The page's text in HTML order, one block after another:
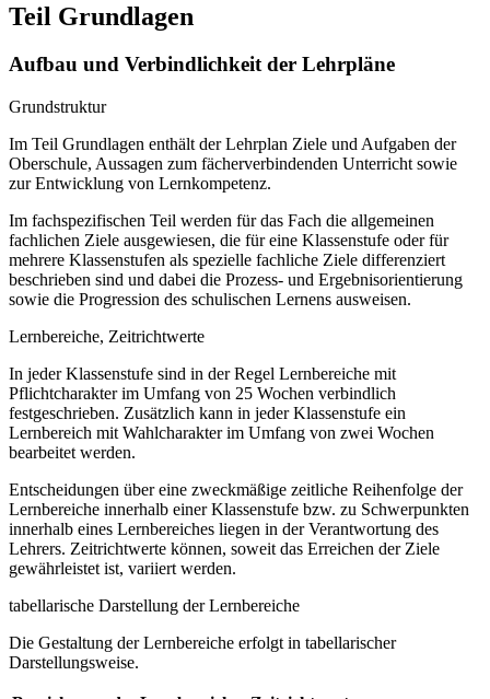
Teil Grundlagen
Aufbau und Verbindlichkeit der Lehrpläne
Grundstruktur
Im Teil Grundlagen enthält der Lehrplan Ziele und Aufgaben der
Oberschule, Aussagen zum fächerverbindenden Unterricht sowie
zur Entwicklung von Lernkompetenz.
Im fachspezifischen Teil werden für das Fach die allgemeinen
fachlichen Ziele ausgewiesen, die für eine Klassenstufe oder für
mehrere Klassenstufen als spezielle fachliche Ziele differenziert
beschrieben sind und dabei die Prozess- und Ergebnisorientierung
sowie die Progression des schulischen Lernens ausweisen.
Lernbereiche, Zeitrichtwerte
In jeder Klassenstufe sind in der Regel Lernbereiche mit
Pflichtcharakter im Umfang von 25 Wochen verbindlich
festgeschrieben. Zusätzlich kann in jeder Klassenstufe ein
Lernbereich mit Wahlcharakter im Umfang von zwei Wochen
bearbeitet werden.
Entscheidungen über eine zweckmäßige zeitliche Reihenfolge der
Lernbereiche innerhalb einer Klassenstufe bzw. zu Schwerpunkten
innerhalb eines Lernbereiches liegen in der Verantwortung des
Lehrers. Zeitrichtwerte können, soweit das Erreichen der Ziele
gewährleistet ist, variiert werden.
tabellarische Darstellung der Lernbereiche
Die Gestaltung der Lernbereiche erfolgt in tabellarischer
Darstellungsweise.